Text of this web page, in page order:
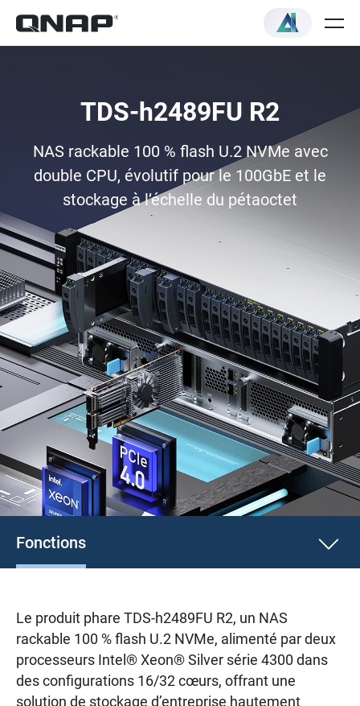
TDS-h2489FU R2
NAS rackable 100 % flash U.2 NVMe avec
double CPU, évolutif pour le 100GbE et le
stockage à l’échelle du pétaoctet
Fonctions
Le produit phare TDS-h2489FU R2, un NAS
rackable 100 % flash U.2 NVMe, alimenté par deux
processeurs Intel® Xeon® Silver série 4300 dans
des configurations 16/32 cœurs, offrant une
solution de stockage d’entreprise hautement